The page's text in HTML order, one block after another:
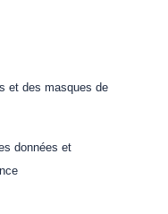
et des masques de
données et